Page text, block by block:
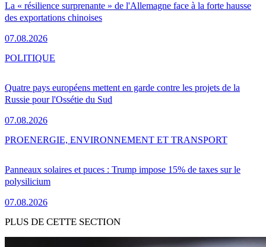
La « résilience surprenante » de l'Allemagne face à la forte hausse
des exportations chinoises
07.08.2026
Quatre pays européens mettent en garde contre les projets de la
Russie pour l'Ossétie du Sud
07.08.2026
POLITIQUE
Panneaux solaires et puces : Trump impose 15% de taxes sur le
polysilicium
07.08.2026
PROENERGIE, ENVIRONNEMENT ET TRANSPORT
PLUS DE CETTE SECTION